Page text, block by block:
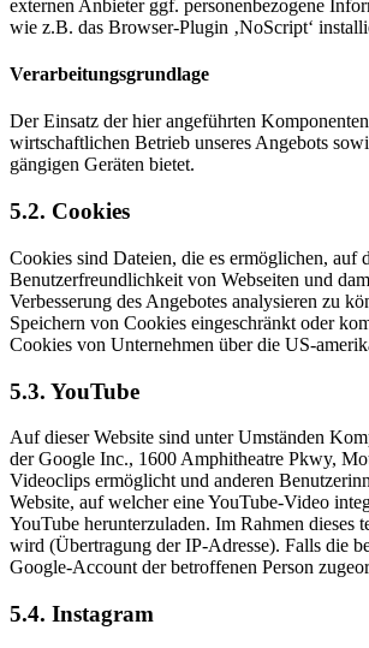
externen Anbieter ggf. personenbezogene
wie z.B. das Browser-Plugin ‚NoScript‘
Verarbeitungsgrundlage
Der Einsatz der hier angeführten
wirtschaftlichen Betrieb unseres Angebots
gängigen Geräten bietet.
5.2. Cookies
Cookies sind Dateien, die es ermöglichen, auf
Benutzerfreundlichkeit von Webseiten und
Verbesserung des Angebotes analysieren zu
Speichern von Cookies eingeschränkt oder
Cookies von Unternehmen über die US-
5.3. YouTube
Auf dieser Website sind unter Umständen
der Google Inc., 1600 Amphitheatre Pkwy,
Videoclips ermöglicht und anderen
Website, auf welcher eine YouTube-Video
YouTube herunterzuladen. Im Rahmen dieses
wird (Übertragung der IP-Adresse). Falls die
Google-Account der betroffenen Person
5.4. Instagram